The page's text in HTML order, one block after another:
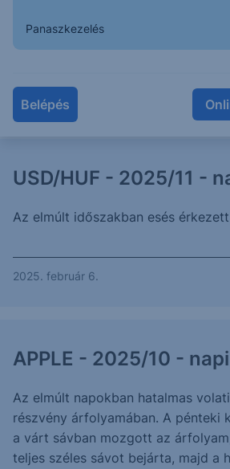
Panaszkezelés
Belépés
indexben, mely a várt zónába
2025. február 6.
USD/HUF - 2025/11 -
Az elmúlt időszakban esés
2025. február 6.
APPLE - 2025/10 - napi
Az elmúlt napokban hatalmas
részvény árfolyamában. A pénteki
a várt sávban mozgott az
teljes széles sávot bejárta, majd a